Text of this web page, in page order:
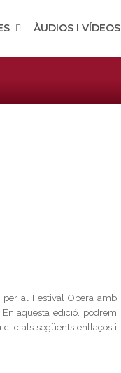
ÀUDIOS I VÍDEOS
per al Festival Òpera amb
aquesta edició, podrem
clic als següents enllaços i